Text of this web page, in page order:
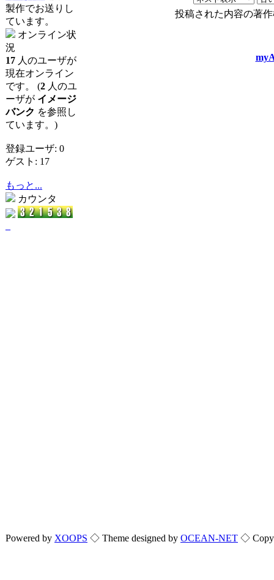
製作でお送りし
ています。
オンライン状
況
17 人のユーザが
現在オンライン
です。 (2 人のユ
ーザが イメージ
バンク を参照し
ています。)
登録ユーザ: 0
ゲスト: 17
もっと...
カウンタ
投稿された内容の著
Powered by XOOPS ◇ Theme designed by OCEAN-NET ◇